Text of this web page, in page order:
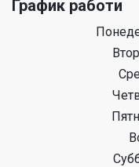
График работи